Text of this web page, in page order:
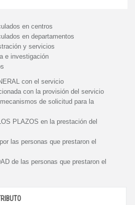
en centros
en departamentos
y servicios
e investigación
con el servicio
con la provisión del servicio
de solicitud para la
PLAZOS en la prestación del
las personas que prestaron el
de las personas que prestaron el